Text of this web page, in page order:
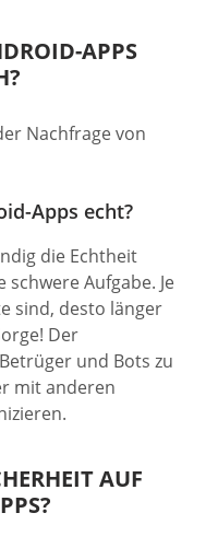
APPS
Nachfrage von
Apps echt?
die Echtheit
Aufgabe. Je
sind, desto länger
Der
und Bots zu
mit anderen
AUF